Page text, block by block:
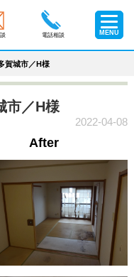
電話相談 MENU
賀城市／H様
市／H様
2022-04-08
After